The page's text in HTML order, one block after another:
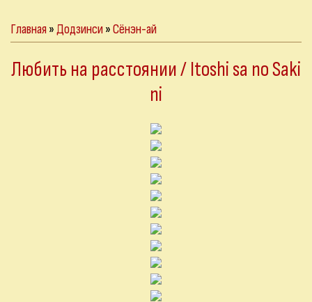
Главная»Додзинси»Сёнэн-ай
Любить на расстоянии / Itoshi sa no Saki
ni